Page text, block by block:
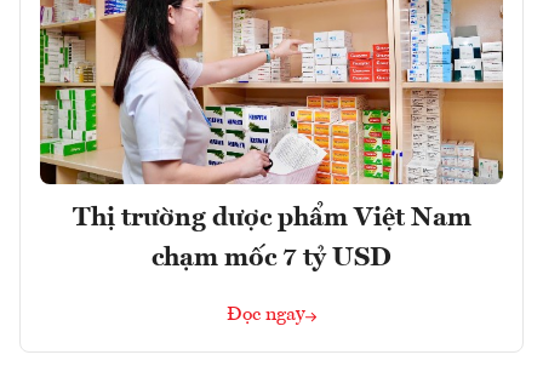
Thị trường dược phẩm Việt Nam
chạm mốc 7 tỷ USD
Đọc ngay